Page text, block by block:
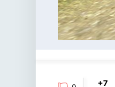
+7